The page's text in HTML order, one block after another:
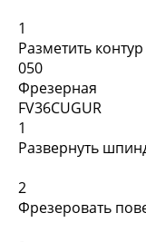
1
Разметить
050
Фрезерная
FV36CUGUR
1
Развернуть
2
Фрезеровать